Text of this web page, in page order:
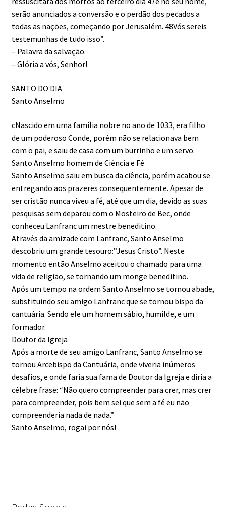
serão anunciados a conversão e o perdão dos pecados a
todas as nações, começando por Jerusalém. 48Vós sereis
testemunhas de tudo isso”.
– Palavra da salvação.
– Glória a vós, Senhor!
SANTO DO DIA
Santo Anselmo
cNascido em uma família nobre no ano de 1033, era filho
de um poderoso Conde, porém não se relacionava bem
com o pai, e saiu de casa com um burrinho e um servo.
Santo Anselmo homem de Ciência e Fé
Santo Anselmo saiu em busca da ciência, porém acabou se
entregando aos prazeres consequentemente. Apesar de
ser cristão nunca viveu a fé, até que um dia, devido as suas
pesquisas sem deparou com o Mosteiro de Bec, onde
conheceu Lanfranc um mestre beneditino.
Através da amizade com Lanfranc, Santo Anselmo
descobriu um grande tesouro:”Jesus Cristo”. Neste
momento então Anselmo aceitou o chamado para uma
vida de religião, se tornando um monge beneditino.
Após um tempo na ordem Santo Anselmo se tornou abade,
substituindo seu amigo Lanfranc que se tornou bispo da
cantuária. Sendo ele um homem sábio, humilde, e um
formador.
Doutor da Igreja
Após a morte de seu amigo Lanfranc, Santo Anselmo se
tornou Arcebispo da Cantuária, onde viveria inúmeros
desafios, e onde faria sua fama de Doutor da Igreja e diria a
célebre frase: “Não quero compreender para crer, mas crer
para compreender, pois bem sei que sem a fé eu não
compreenderia nada de nada.”
Santo Anselmo, rogai por nós!